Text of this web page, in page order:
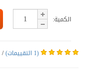
الكمية:
(1 التقييمات) /